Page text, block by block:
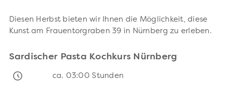
Diesen Herbst bieten wir Ihnen die Möglichkeit, diese
Kunst am Frauentorgraben 39 in Nürnberg zu erleben.
Sardischer Pasta Kochkurs Nürnberg
ca. 03:00 Stunden